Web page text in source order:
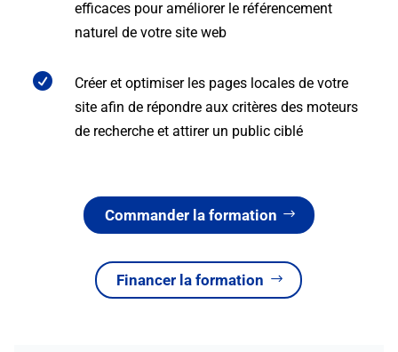
efficaces pour améliorer le référencement
naturel de votre site web

Créer et optimiser les pages locales de votre
site afin de répondre aux critères des moteurs
de recherche et attirer un public ciblé
Commander la formation
Financer la formation